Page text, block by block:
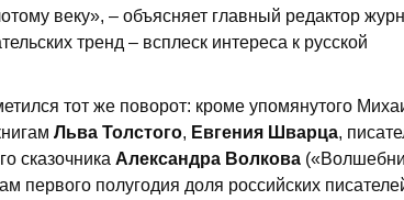
веку», – объясняет главный редактор
тренд – всплеск интереса к русской
тот же поворот: кроме упомянутого
Льва Толстого, Евгения Шварца,
сказочника Александра Волкова
первого полугодия доля российских